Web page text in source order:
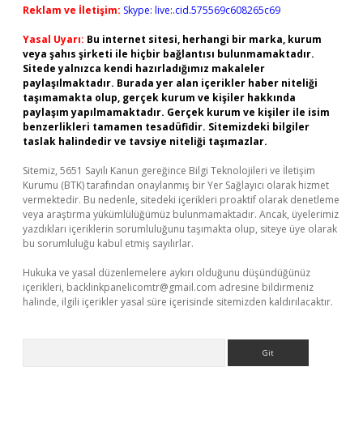
Reklam ve İletişim: Skype: live:.cid.575569c608265c69
Yasal Uyarı: Bu internet sitesi, herhangi bir marka, kurum
veya şahıs şirketi ile hiçbir bağlantısı bulunmamaktadır.
Sitede yalnızca kendi hazırladığımız makaleler
paylaşılmaktadır. Burada yer alan içerikler haber niteliği
taşımamakta olup, gerçek kurum ve kişiler hakkında
paylaşım yapılmamaktadır. Gerçek kurum ve kişiler ile isim
benzerlikleri tamamen tesadüfidir. Sitemizdeki bilgiler
taslak halindedir ve tavsiye niteliği taşımazlar.
Sitemiz, 5651 Sayılı Kanun gereğince Bilgi Teknolojileri ve İletişim
Kurumu (BTK) tarafından onaylanmış bir Yer Sağlayıcı olarak hizmet
vermektedir. Bu nedenle, sitedeki içerikleri proaktif olarak denetleme
veya araştırma yükümlülüğümüz bulunmamaktadır. Ancak, üyelerimiz
yazdıkları içeriklerin sorumluluğunu taşımakta olup, siteye üye olarak
bu sorumluluğu kabul etmiş sayılırlar.
Hukuka ve yasal düzenlemelere aykırı olduğunu düşündüğünüz
içerikleri, backlinkpanelicomtr@gmail.com adresine bildirmeniz
halinde, ilgili içerikler yasal süre içerisinde sitemizden kaldırılacaktır.